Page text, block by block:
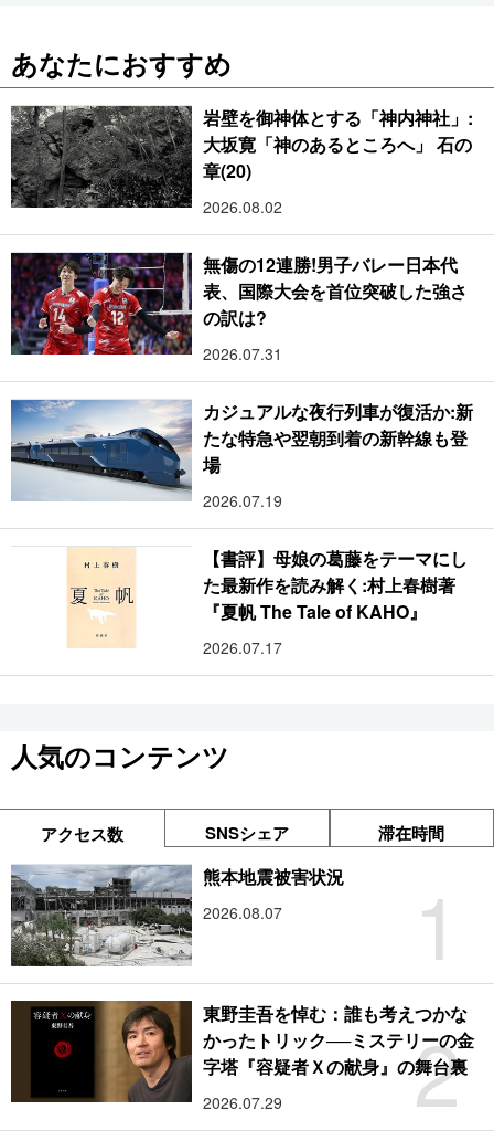
あなたにおすすめ
岩壁を御神体とする「神内神社」:
大坂寛「神のあるところへ」 石の
章(20)
2026.08.02
無傷の12連勝!男子バレー日本代
表、国際大会を首位突破した強さ
の訳は?
2026.07.31
カジュアルな夜行列車が復活か:新
たな特急や翌朝到着の新幹線も登
場
2026.07.19
【書評】母娘の葛藤をテーマにし
た最新作を読み解く:村上春樹著
『夏帆 The Tale of KAHO』
2026.07.17
人気のコンテンツ
アクセス数 SNSシェア 滞在時間
1
熊本地震被害状況
2026.08.07
2
東野圭吾を悼む：誰も考えつかな
かったトリック──ミステリーの金
字塔『容疑者Ｘの献身』の舞台裏
2026.07.29